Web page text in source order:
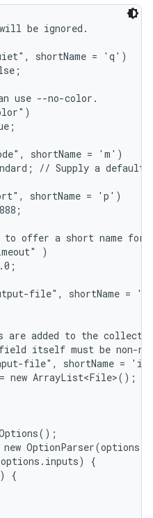
be ignored.
shortName = 'q')
use --no-color.
shortName = 'm')
// Supply a default
shortName = 'p')
offer a short name for
)
file", shortName =
are added to the
itself must be non-
file", shortName =
new ArrayList<File>();
new
{
{